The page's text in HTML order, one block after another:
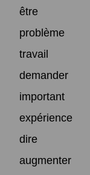
être
problème
travail
demander
important
expérience
dire
augmenter